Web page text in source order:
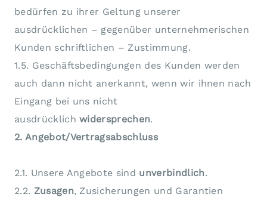
bedürfen zu ihrer Geltung unserer
ausdrücklichen – gegenüber unternehmerischen
Kunden schriftlichen – Zustimmung.
1.5. Geschäftsbedingungen des Kunden werden
auch dann nicht anerkannt, wenn wir ihnen nach
Eingang bei uns nicht
ausdrücklich widersprechen.
2. Angebot/Vertragsabschluss
2.1. Unsere Angebote sind unverbindlich.
2.2. Zusagen, Zusicherungen und Garantien